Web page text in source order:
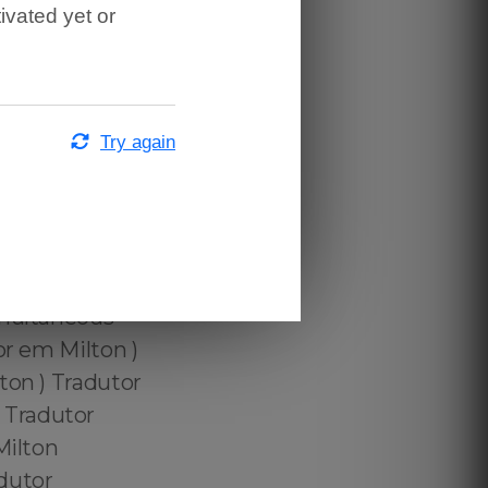
Brazilian
in
em Milton, Traduções Juramentadas USCIS em Milton - Traduções Certificadas USCIS em Milton - Traduções Oficiais USCIS em Milton - USCIS Certified Translations in Milton - Serviços de Tradução Certificada USCIS em Milton - USCIS Certified Translator in Milton - How to Translate Immigration Documents in Milton - US Immigration Translation in Milton - Immigration Translation US in Milton - Certified Immigration Translator in Milton - Immigration Certified Translator in Milton - Immigration Certificate Translation in Milton - Immigration Certified Translation in Milton - Information About Translating Brazilian Documents for USCIS in Milton - USCIS Translation Services in Milton - USCIS Official Translation Services in Milton - USCIS Certified in Milton - Brazilian Birth Certificate for US Immigration Purposes in Milton - Brazilian Marriage Certificate for US Immigration Purposes in Milton - Brazilian Divorce Certificate for US Immigration Purposes in Milton - Brazilian Death Certificate for US Immigration Purposes in Milton - Brazilian Certificate for US Immigration Purposes in Milton - Brazilian Diploma for US Immigration Purposes in Milton - Brazilian Bank Statement for US Immigration Purposes in Milton - Brazilian Income Tax for US Immigration Purposes in Milton - Brazilian Criminal Records for US Immigration Purposes in Milton - Brazilian Medication Translation for US Immigration Purposes in Milton - Brazilian Civil Registry Stamp Tran
yet or
Try again